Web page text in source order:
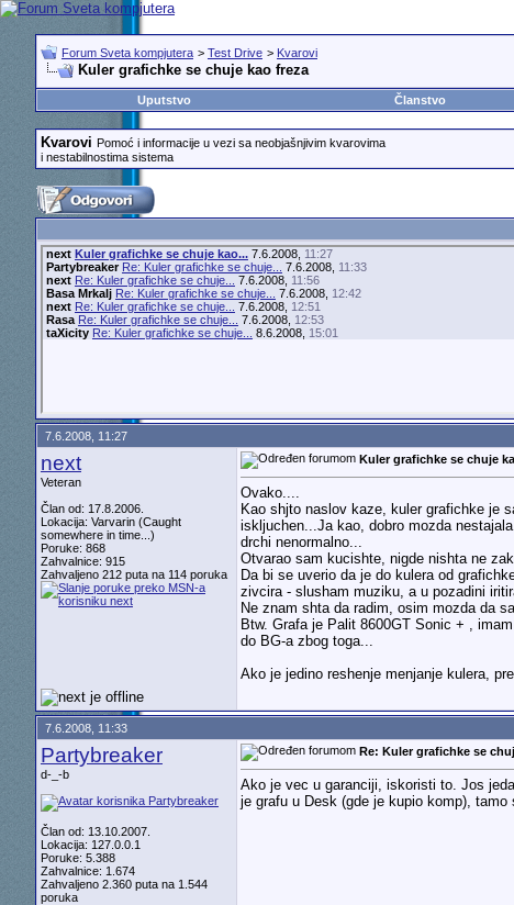
Forum Sveta kompjutera > Test Drive > Kvarovi
Kuler grafichke se chuje kao freza
Uputstvo
Članstvo
Kvarovi Pomoć i informacije u vezi sa neobjašnjivim kvarovima
i nestabilnostima sistema
next Kuler grafichke se chuje kao...7.6.2008, 11:27
Partybreaker Re: Kuler grafichke se chuje... 7.6.2008, 11:33
next Re: Kuler grafichke se chuje... 7.6.2008, 11:56
Basa Mrkalj Re: Kuler grafichke se chuje... 7.6.2008, 12:42
next Re: Kuler grafichke se chuje... 7.6.2008, 12:51
Rasa Re: Kuler grafichke se chuje... 7.6.2008, 12:53
taXicity Re: Kuler grafichke se chuje... 8.6.2008, 15:01
7.6.2008, 11:27
next
Veteran
Član od: 17.8.2006.
Lokacija: Varvarin (Caught
somewhere in time...)
Poruke: 868
Zahvalnice: 915
Zahvaljeno 212 puta na 114 poruka
Kuler grafichke se chuje
Ovako....
Kao shjto naslov kaze, kuler grafichke je
iskljuchen...Ja kao, dobro mozda
drchi nenormalno...
Otvarao sam kucishte, nigde nishta ne
Da bi se uverio da je do kulera od
zivcira - slusham muziku, a u pozadini
Ne znam shta da radim, osim mozda da
Btw. Grafa je Palit 8600GT Sonic + ,
do BG-a zbog toga...
Ako je jedino reshenje menjanje kulera,
7.6.2008, 11:33
Partybreaker
d-_-b
Član od: 13.10.2007.
Lokacija: 127.0.0.1
Poruke: 5.388
Zahvalnice: 1.674
Zahvaljeno 2.360 puta na 1.544
poruka
Re: Kuler grafichke se
Ako je vec u garanciji, iskoristi to. Jos
je grafu u Desk (gde je kupio komp),